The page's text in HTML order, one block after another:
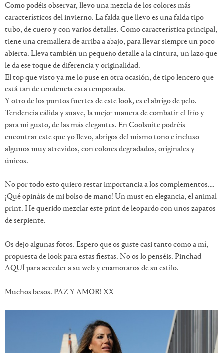
Como podéis observar, llevo una mezcla de los colores más
característicos del invierno. La falda que llevo es una falda tipo
tubo, de cuero y con varios detalles. Como característica principal,
tiene una cremallera de arriba a abajo, para llevar siempre un poco
abierta. Lleva también un pequeño detalle a la cintura, un lazo que
le da ese toque de diferencia y originalidad.
El top que visto ya me lo puse en otra ocasión, de tipo lencero que
está tan de tendencia esta temporada.
Y otro de los puntos fuertes de este look, es el abrigo de pelo.
Tendencia cálida y suave, la mejor manera de combatir el frío y
para mi gusto, de las más elegantes. En Coolsuite podréis
encontrar este que yo llevo, abrigos del mismo tono e incluso
algunos muy atrevidos, con colores degradados, originales y
únicos.
No por todo esto quiero restar importancia a los complementos….
¡Qué opináis de mi bolso de mano! Un must en elegancia, el animal
print. He querido mezclar este print de leopardo con unos zapatos
de serpiente.
Os dejo algunas fotos. Espero que os guste casi tanto como a mí,
propuesta de look para estas fiestas. No os lo penséis. Pinchad
AQUÍ para acceder a su web y enamoraros de su estilo.
Muchos besos. PAZ Y AMOR! XX